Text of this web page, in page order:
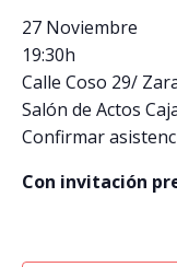
27 Noviembre
19:30h
Calle Coso 29/
Salón de Actos
Confirmar
Con invitación